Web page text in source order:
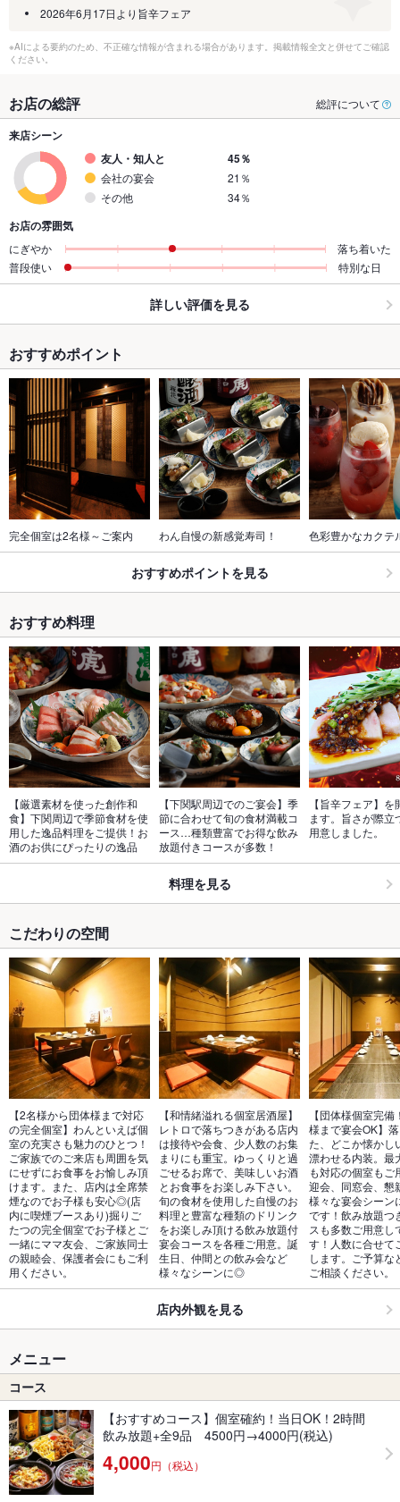
2026年6月17日より旨辛フェア
※AIによる要約のため、不正確な情報が含まれる場合があります。掲載情報全文と併せてご確認
ください。
お店の総評 総評について
来店シーン
友人・知人と
45％
会社の宴会
21％
その他
34％
お店の雰囲気
にぎやか
落ち着いた
普段使い
特別な日
詳しい評価を見る
おすすめポイント
完全個室は2名様～ご案内 わん自慢の新感覚寿司！ 色彩豊かなカクテ
おすすめポイントを見る
おすすめ料理
【厳選素材を使った創作和
食】下関周辺で季節食材を使
用した逸品料理をご提供！お
酒のお供にぴったりの逸品
【下関駅周辺でのご宴会】季
節に合わせて旬の食材満載コ
ース…種類豊富でお得な飲み
放題付きコースが多数！
【旨辛フェア】
ます。旨さが際立
用意しました。
料理を見る
こだわりの空間
【2名様から団体様まで対応
の完全個室】わんといえば個
室の充実さも魅力のひとつ！
ご家族でのご来店も周囲を気
にせずにお食事をお愉しみ頂
けます。また、店内は全席禁
煙なのでお子様も安心◎(店
内に喫煙ブースあり)掘りご
たつの完全個室でお子様とご
一緒にママ友会、ご家族同士
の親睦会、保護者会にもご利
用ください。
【和情緒溢れる個室居酒屋】
レトロで落ちつきがある店内
は接待や会食、少人数のお集
まりにも重宝。ゆっくりと過
ごせるお席で、美味しいお酒
とお食事をお楽しみ下さい。
旬の食材を使用した自慢のお
料理と豊富な種類のドリンク
をお楽しみ頂ける飲み放題付
宴会コースを各種ご用意。誕
生日、仲間との飲み会など
様々なシーンに◎
【団体様個室完
様まで宴会OK】
た、どこか懐かし
漂わせる内装。最
も対応の個室もご
迎会、同窓会、懇
様々な宴会シーン
です！飲み放題つ
スも多数ご用意し
す！人数に合せて
します。ご予算な
ご相談ください。
店内外観を見る
メニュー
コース
【おすすめコース】個室確約！当日OK！2時間
飲み放題+全9品 4500円→4000円(税込)
4,000円（税込）